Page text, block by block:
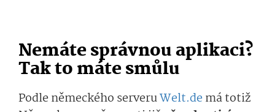
Nemáte správnou aplikaci?
Tak to máte smůlu
Podle německého serveruWelt.demá totiž